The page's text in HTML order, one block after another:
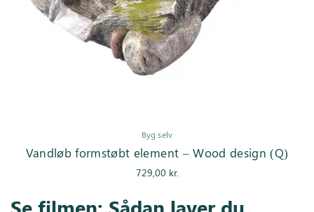
Byg selv
Vandløb formstøbt element – Wood design (Q)
729,00 kr.
Se filmen: Sådan laver du